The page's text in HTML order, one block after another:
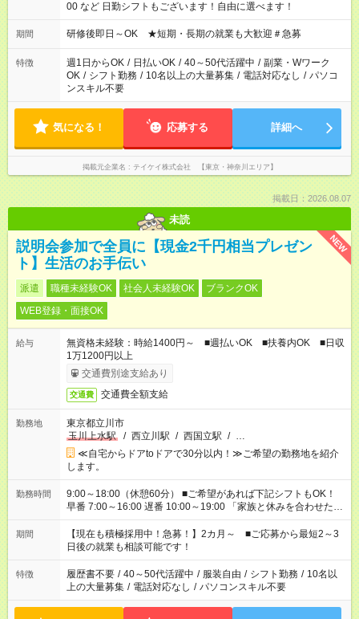
00 など 日勤シフトもございます！自由に選べます！
期間 研修後即日～OK ★短期・長期の就業も大歓迎＃急募
特徴 週1日からOK / 日払いOK / 40～50代活躍中 / 副業・Wワーク
OK / シフト勤務 / 10名以上の大量募集 / 電話対応なし / パソコ
ンスキル不要
気になる！ 応募する 詳細へ
掲載元企業名 テイケイ株式会社 【東京・神奈川エリア】
掲載日：2026.08.07
未読
NEW
説明会参加で全員に【現金2千円相当プレゼン
ト】生活のお手伝い
派遣 職種未経験OK 社会人未経験OK
ブランクOK
WEB登録・面接OK
給与
無資格未経験：時給1400円～ ■週払いOK ■扶養内OK ■日収
1万1200円以上
交通費別途支給あり
交通費 交通費全額支給
勤務地
東京都立川市
玉川上水駅
/ 西立川駅 / 西国立駅 / …
≪自宅からドアtoドアで30分以内！≫ご希望の勤務地を紹介
します。
勤務時間
9:00～18:00（休憩60分） ■ご希望があれば下記シフトもOK！
早番 7:00～16:00 遅番 10:00～19:00 「家族と休みを合わせた
い」 「余裕を持って夕飯の準備がしたい」 「できれば残業はし
たくない」 など、ご希望を教えてくださいね。 ※Wワーク希望
の方へ 今ご覧のお仕事で希望する勤務時間と、もう1つのお仕事
の勤務時間。 合計で週40時間を超える場合は応募できません。
期間
【現在も積極採用中！急募！】2カ月～ ■ご応募から最短2～3
日後の就業も相談可能です！
特徴 履歴書不要 / 40～50代活躍中 / 服装自由 / シフト勤務 / 10名以
上の大量募集 / 電話対応なし / パソコンスキル不要